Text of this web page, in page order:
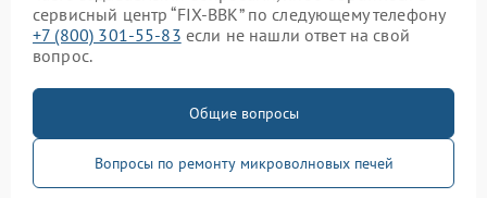
сервисный центр “FIX-BBK” по следующему телефону
+7 (800) 301-55-83 если не нашли ответ на свой
вопрос.
Общие вопросы
Вопросы по ремонту микроволновых печей